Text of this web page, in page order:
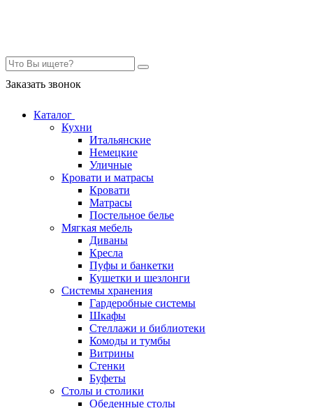
Заказать звонок
Каталог
Кухни
Итальянские
Немецкие
Уличные
Кровати и матрасы
Кровати
Матрасы
Постельное белье
Мягкая мебель
Диваны
Кресла
Пуфы и банкетки
Кушетки и шезлонги
Системы хранения
Гардеробные системы
Шкафы
Стеллажи и библиотеки
Комоды и тумбы
Витрины
Стенки
Буфеты
Столы и столики
Обеденные столы